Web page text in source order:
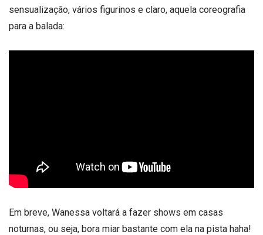
sensualização, vários figurinos e claro, aquela coreografia
para a balada:
Em breve, Wanessa voltará a fazer shows em casas
noturnas, ou seja, bora miar bastante com ela na pista haha!